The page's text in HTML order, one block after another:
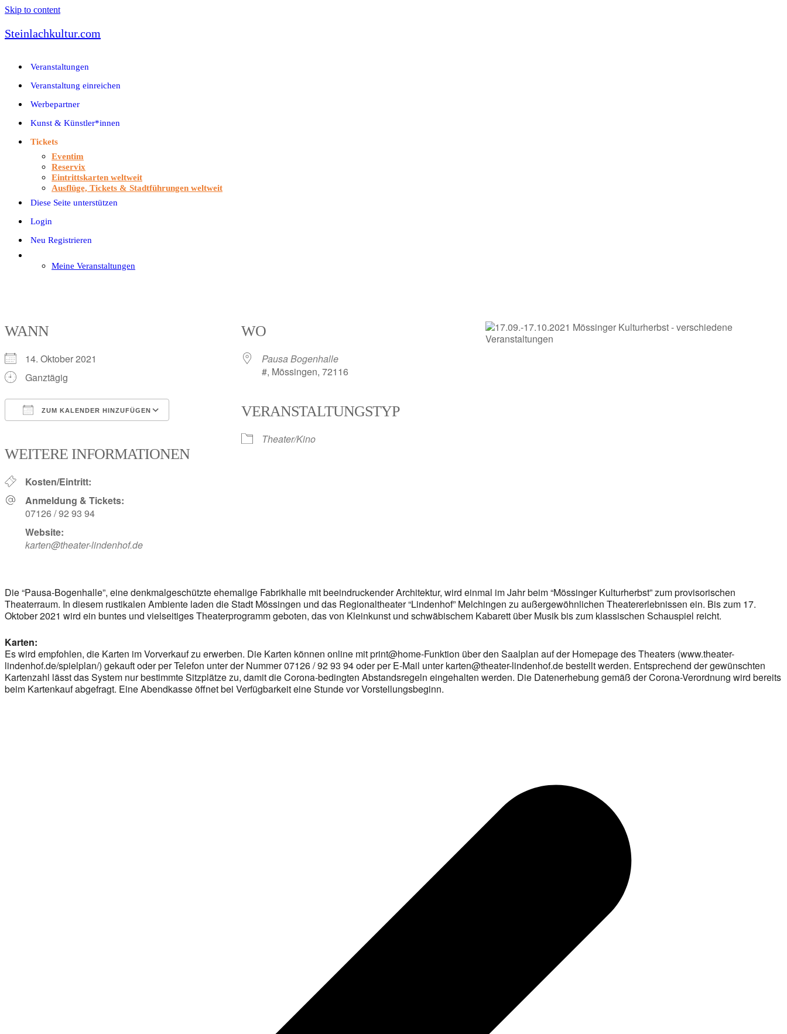
Skip to content
Steinlachkultur.com
Veranstaltungen
Veranstaltung einreichen
Werbepartner
Kunst & Künstler*innen
Tickets
Eventim
Reservix
Eintrittskarten weltweit
Ausflüge, Tickets & Stadtführungen weltweit
Diese Seite unterstützen
Login
Neu Registrieren
Meine Veranstaltungen
WANN
14. Oktober 2021
Ganztägig
ZUM KALENDER HINZUFÜGEN
WEITERE INFORMATIONEN
Kosten/Eintritt:
Anmeldung & Tickets:
07126 / 92 93 94
Website:
karten@theater-lindenhof.de
WO
Pausa Bogenhalle
#, Mössingen, 72116
VERANSTALTUNGSTYP
Theater/Kino
Die “Pausa-Bogenhalle”, eine denkmalgeschützte ehemalige Fabrikhalle mit beeindruckender Architektur, wird einmal im Jahr beim “Mössinger Kulturherbst” zum provisorischen
Theaterraum. In diesem rustikalen Ambiente laden die Stadt Mössingen und das Regionaltheater “Lindenhof” Melchingen zu außergewöhnlichen Theatererlebnissen ein. Bis zum 17.
Oktober 2021 wird ein buntes und vielseitiges Theaterprogramm geboten, das von Kleinkunst und schwäbischem Kabarett über Musik bis zum klassischen Schauspiel reicht.
Karten:
Es wird empfohlen, die Karten im Vorverkauf zu erwerben. Die Karten können online mit print@home-Funktion über den Saalplan auf der Homepage des Theaters (www.theater-
lindenhof.de/spielplan/) gekauft oder per Telefon unter der Nummer 07126 / 92 93 94 oder per E-Mail unter karten@theater-lindenhof.de bestellt werden. Entsprechend der gewünschten
Kartenzahl lässt das System nur bestimmte Sitzplätze zu, damit die Corona-bedingten Abstandsregeln eingehalten werden. Die Datenerhebung gemäß der Corona-Verordnung wird bereits
beim Kartenkauf abgefragt. Eine Abendkasse öffnet bei Verfügbarkeit eine Stunde vor Vorstellungsbeginn.